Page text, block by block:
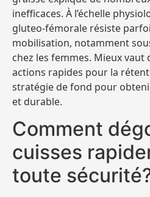
inefficaces. À l’échelle
gluteo-fémorale résiste
mobilisation, notamment
chez les femmes. Mieux vaut
actions rapides pour la
stratégie de fond pour
et durable.
Comment
cuisses
toute